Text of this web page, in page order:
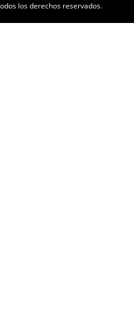
los derechos reservados.